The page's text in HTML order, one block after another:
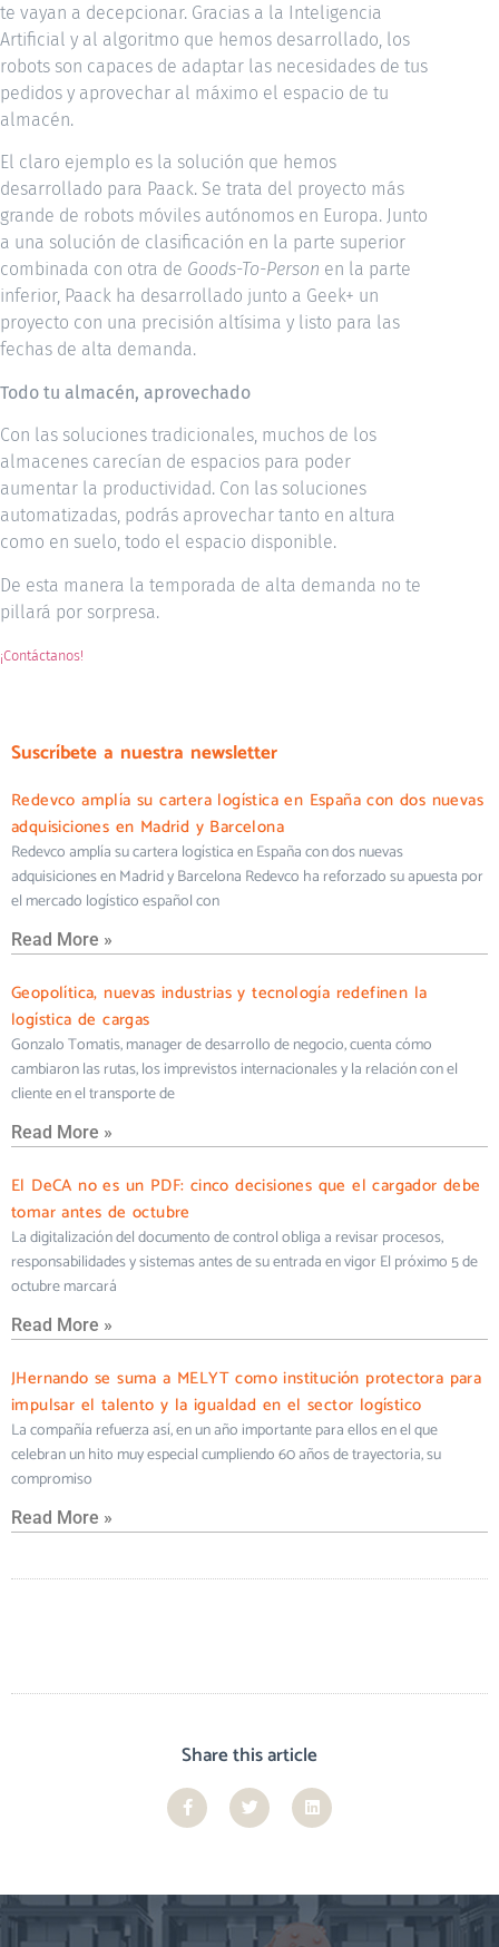
te vayan a decepcionar. Gracias a la Inteligencia
Artificial y al algoritmo que hemos desarrollado, los
robots son capaces de adaptar las necesidades de tus
pedidos y aprovechar al máximo el espacio de tu
almacén.
El claro ejemplo es la solución que hemos
desarrollado para Paack. Se trata del proyecto más
grande de robots móviles autónomos en Europa. Junto
a una solución de clasificación en la parte superior
combinada con otra de Goods-To-Person en la parte
inferior, Paack ha desarrollado junto a Geek+ un
proyecto con una precisión altísima y listo para las
fechas de alta demanda.
Todo tu almacén, aprovechado
Con las soluciones tradicionales, muchos de los
almacenes carecían de espacios para poder
aumentar la productividad. Con las soluciones
automatizadas, podrás aprovechar tanto en altura
como en suelo, todo el espacio disponible.
De esta manera la temporada de alta demanda no te
pillará por sorpresa.
¡Contáctanos!
Suscríbete a nuestra newsletter
Redevco amplía su cartera logística en España con dos nuevas
adquisiciones en Madrid y Barcelona
Redevco amplía su cartera logística en España con dos nuevas
adquisiciones en Madrid y Barcelona Redevco ha reforzado su apuesta por
el mercado logístico español con
Read More »
Geopolítica, nuevas industrias y tecnología redefinen la
logística de cargas
Gonzalo Tomatis, manager de desarrollo de negocio, cuenta cómo
cambiaron las rutas, los imprevistos internacionales y la relación con el
cliente en el transporte de
Read More »
El DeCA no es un PDF: cinco decisiones que el cargador debe
tomar antes de octubre
La digitalización del documento de control obliga a revisar procesos,
responsabilidades y sistemas antes de su entrada en vigor El próximo 5 de
octubre marcará
Read More »
JHernando se suma a MELYT como institución protectora para
impulsar el talento y la igualdad en el sector logístico
La compañía refuerza así, en un año importante para ellos en el que
celebran un hito muy especial cumpliendo 60 años de trayectoria, su
compromiso
Read More »
Share this article